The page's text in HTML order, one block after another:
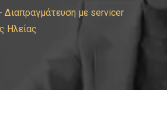
- Διαπραγμάτευση με servicer
Ηλείας